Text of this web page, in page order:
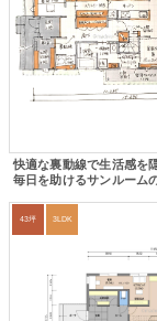
快適な裏動線で生活感を
毎日を助けるサンルーム
43坪 3LDK